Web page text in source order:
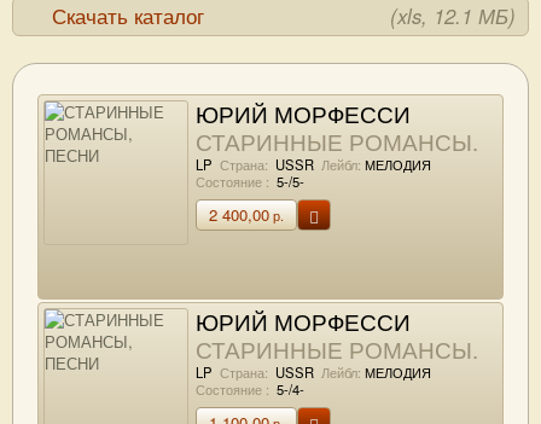
Скачать каталог (xls, 12.1 МБ)
ЮРИЙ МОРФЕССИ
СТАРИННЫЕ РОМАНСЫ,
ПЕСНИ
LP Страна: USSR Лейбл: МЕЛОДИЯ
Состояние : 5-/5-
2 400,00р.
ЮРИЙ МОРФЕССИ
СТАРИННЫЕ РОМАНСЫ,
ПЕСНИ
LP Страна: USSR Лейбл: МЕЛОДИЯ
Состояние : 5-/4-